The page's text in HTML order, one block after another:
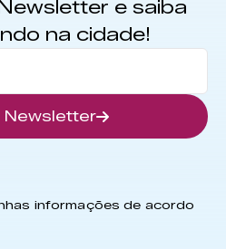
e saiba
na cidade!
Newsletter
informações de acordo